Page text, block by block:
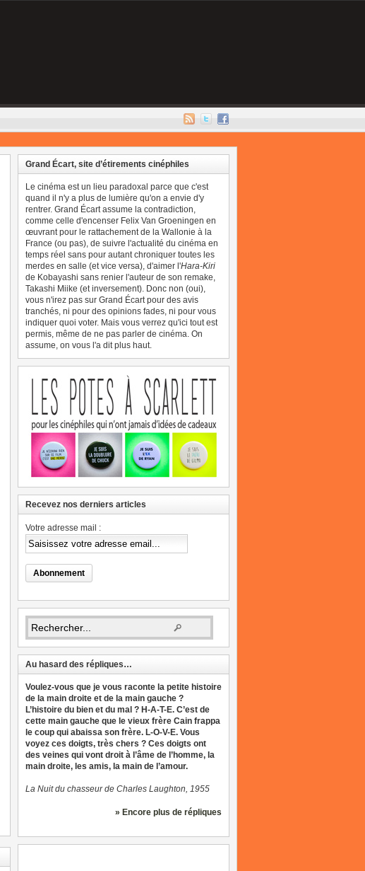
Grand Écart, site d’étirements cinéphiles
Le cinéma est un lieu paradoxal parce que c'est
quand il n'y a plus de lumière qu'on a envie d'y
rentrer. Grand Écart assume la contradiction,
comme celle d'encenser Felix Van Groeningen en
œuvrant pour le rattachement de la Wallonie à la
France (ou pas), de suivre l'actualité du cinéma en
temps réel sans pour autant chroniquer toutes les
merdes en salle (et vice versa), d'aimer l'Hara-Kiri
de Kobayashi sans renier l'auteur de son remake,
Takashi Miike (et inversement). Donc non (oui),
vous n'irez pas sur Grand Écart pour des avis
tranchés, ni pour des opinions fades, ni pour vous
indiquer quoi voter. Mais vous verrez qu'ici tout est
permis, même de ne pas parler de cinéma. On
assume, on vous l'a dit plus haut.
Recevez nos derniers articles
Votre adresse mail :
Au hasard des répliques…
Voulez-vous que je vous raconte la petite histoire
de la main droite et de la main gauche ?
L’histoire du bien et du mal ? H-A-T-E. C’est de
cette main gauche que le vieux frère Cain frappa
le coup qui abaissa son frère. L-O-V-E. Vous
voyez ces doigts, très chers ? Ces doigts ont
des veines qui vont droit à l’âme de l’homme, la
main droite, les amis, la main de l’amour.
La Nuit du chasseur de Charles Laughton, 1955
» Encore plus de répliques